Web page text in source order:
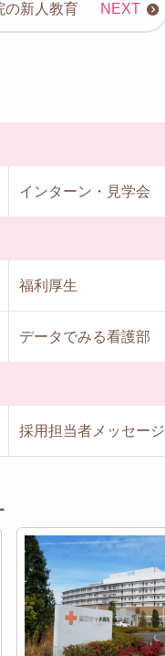
の新人教育
インターン・見学会
福利厚生
データでみる看護部
採用担当者メッセージ